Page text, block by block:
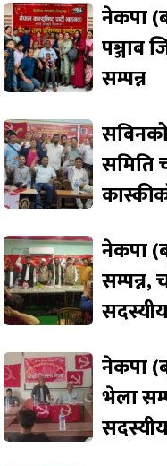
नेकपा
पञ्जाब
सम्पन्न
समिति
नेकपा
सम्पन्न,
नेकपा
भेला